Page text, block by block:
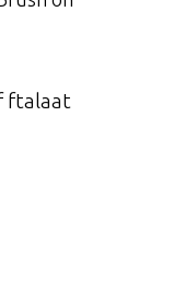
ftalaat